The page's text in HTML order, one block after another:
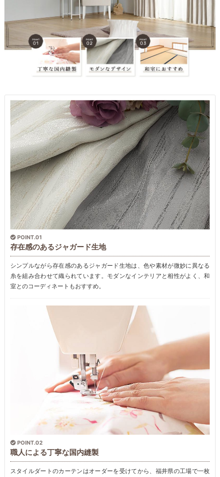
POINT.01
存在感のあるジャガード生地
シンプルながら存在感のあるジャガード生地は、色や素材が微妙に異なる
糸を組み合わせて織られています。モダンなインテリアと相性がよく、和
室とのコーディネートもおすすめ。
POINT.02
職人による丁寧な国内縫製
スタイルダートのカーテンはオーダーを受けてから、福井県の工場で一枚